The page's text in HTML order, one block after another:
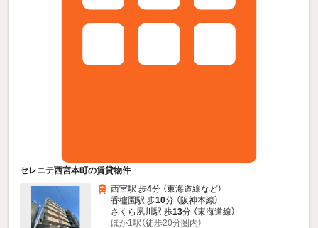
セレニテ西宮本町の賃貸物件
西宮駅 歩4分 （東海道線など）
香櫨園駅 歩10分 （阪神本線）
さくら夙川駅 歩13分 （東海道線）
ほか1駅（徒歩20分圏内）